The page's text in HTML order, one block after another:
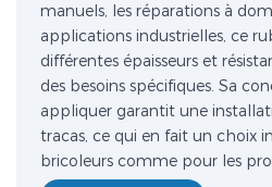
manuels, les réparations à
applications industrielles, ce
différentes épaisseurs et
des besoins spécifiques. Sa
appliquer garantit une
tracas, ce qui en fait un choix
bricoleurs comme pour les